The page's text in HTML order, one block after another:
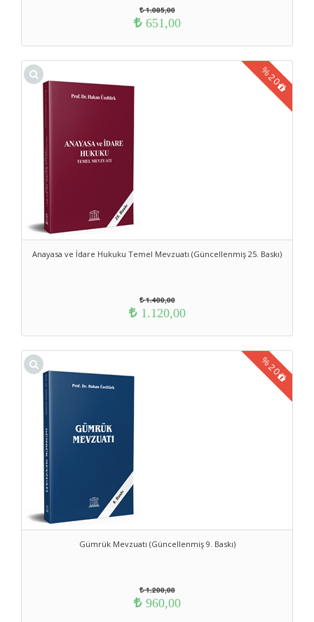
1.085,00
651,00
Anayasa ve İdare Hukuku Temel Mevzuatı (Güncellenmiş 25. Baskı)
%
20
1.400,00
1.120,00
Gümrük Mevzuatı (Güncellenmiş 9. Baskı)
%
20
1.200,00
960,00